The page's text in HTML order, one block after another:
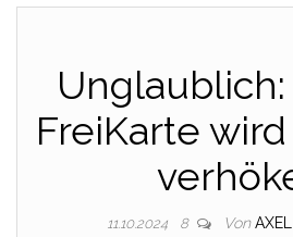
FreiKarte
11.10.2024 8 Von